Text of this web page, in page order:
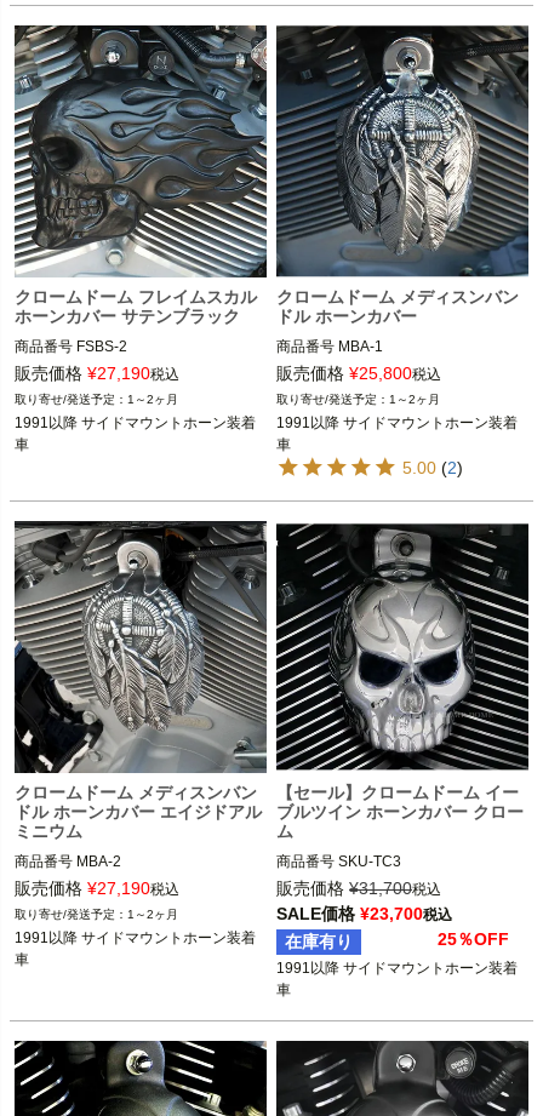
クロームドーム フレイムスカル
ホーンカバー サテンブラック
商品番号 FSBS-2
1991以降 サイドマウントホーン装着
CHROME DOME(クローム ドーム)
販売価格 ¥27,190税込
1～2ヶ月
1991以降 サイドマウントホーン装着
車
クロームドーム メディスンバン
ドル ホーンカバー
商品番号 MBA-1
1991以降 サイドマウントホーン装着
CHROME DOME(クローム ドーム)
販売価格 ¥25,800税込
1～2ヶ月
1991以降 サイドマウントホーン装着
車
5.00 (2)
クロームドーム メディスンバン
ドル ホーンカバー エイジドアル
ミニウム
商品番号 MBA-2
1991以降 サイドマウントホーン装着
CHROME DOME(クローム ドーム)
販売価格 ¥27,190税込
1～2ヶ月
1991以降 サイドマウントホーン装着
車
【セール】クロームドーム イー
ブルツイン ホーンカバー クロー
ム
商品番号 SKU-TC3
1991以降 サイドマウントホーン装着
車
CHROME DOME(クローム ドーム)
販売価格 ¥31,700税込
SALE価格 ¥23,700税込
在庫有り 25％OFF
1991以降 サイドマウントホーン装着
車